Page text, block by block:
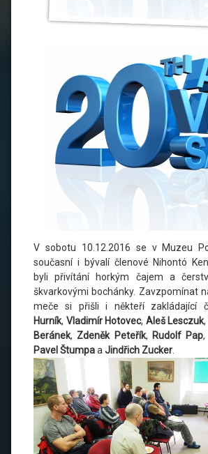
V sobotu 10.12.2016 se v Muzeu
současní i bývalí členové Nihontó
byli přivítání horkým čajem a
škvarkovými bochánky. Zavzpomínat
meče si přišli i někteří zakládající
Hurník, Vladimír Hotovec, Aleš Lesczuk,
Beránek, Zdeněk Peteřík, Rudolf Pap,
Pavel Štumpaa Jindřich Zucker